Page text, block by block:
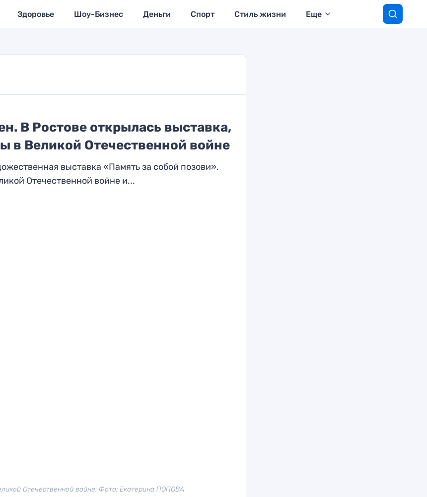
Здоровье Шоу-Бизнес Деньги Спорт Стиль жизни Еще
В Ростове открылась выставка,
в Великой Отечественной войне
выставка «Память за собой позови».
Отечественной войне и...
Отечественной войне. Фото: Екатерина ПОПОВА